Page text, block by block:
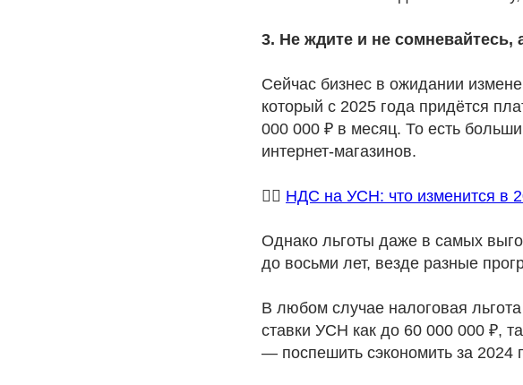
3. Не ждите и не сомневайтесь,
Сейчас бизнес в ожидании
который с 2025 года придётся
000 000 ₽ в месяц. То есть
интернет-магазинов.
👉🏻 НДС на УСН: что изменится в
Однако льготы даже в самых
до восьми лет, везде разные
В любом случае налоговая
ставки УСН как до 60 000 000 ₽,
— поспешить сэкономить за 2024